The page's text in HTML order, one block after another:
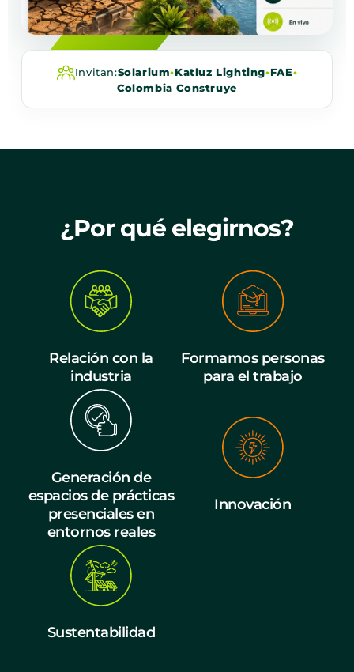
Invitan:Solarium•Katluz Lighting•FAE•
Colombia Construye
¿Por qué elegirnos?
Relación con la
industria
Formamos personas
para el trabajo
Generación de
espacios de prácticas
presenciales en
entornos reales
Innovación
Sustentabilidad